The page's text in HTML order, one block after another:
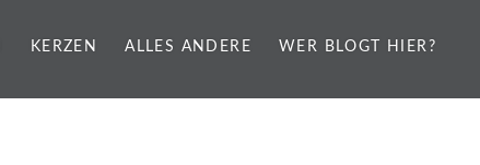
KERZEN ALLES ANDERE WER BLOGT HIER?